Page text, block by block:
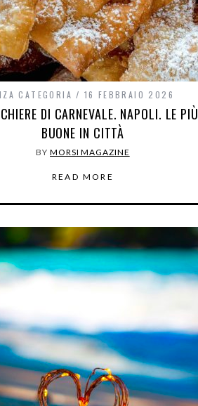
CATEGORIA 16 FEBBRAIO 2026
DI CARNEVALE. NAPOLI. LE PIÙ
BUONE IN CITTÀ
BYMORSI MAGAZINE
READ MORE